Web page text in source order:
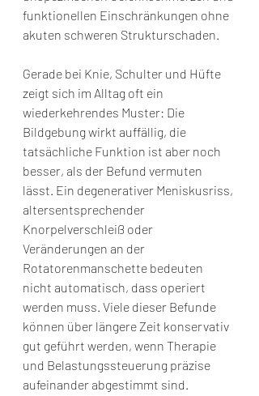
funktionellen Einschränkungen ohne
akuten schweren Strukturschaden.
Gerade bei Knie, Schulter und Hüfte
zeigt sich im Alltag oft ein
wiederkehrendes Muster: Die
Bildgebung wirkt auffällig, die
tatsächliche Funktion ist aber noch
besser, als der Befund vermuten
lässt. Ein degenerativer Meniskusriss,
altersentsprechender
Knorpelverschleiß oder
Veränderungen an der
Rotatorenmanschette bedeuten
nicht automatisch, dass operiert
werden muss. Viele dieser Befunde
können über längere Zeit konservativ
gut geführt werden, wenn Therapie
und Belastungssteuerung präzise
aufeinander abgestimmt sind.